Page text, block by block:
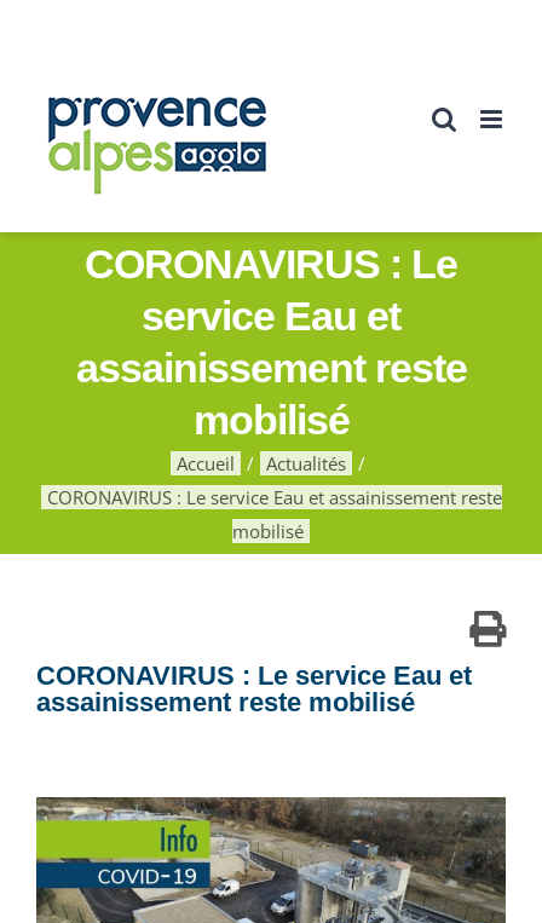
CORONAVIRUS : Le
service Eau et
assainissement reste
mobilisé
Accueil
Actualités
CORONAVIRUS : Le service Eau et assainissement reste
mobilisé
CORONAVIRUS : Le service Eau et
assainissement reste mobilisé